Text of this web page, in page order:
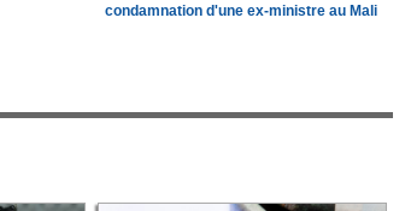
condamnation d'une ex-ministre au Mali